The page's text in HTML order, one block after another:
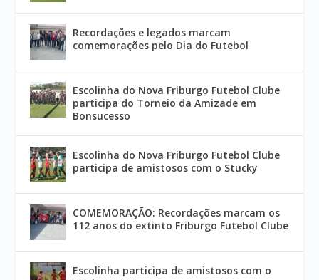
Recordações e legados marcam
comemorações pelo Dia do Futebol
Escolinha do Nova Friburgo Futebol Clube
participa do Torneio da Amizade em
Bonsucesso
Escolinha do Nova Friburgo Futebol Clube
participa de amistosos com o Stucky
COMEMORAÇÃO: Recordações marcam os
112 anos do extinto Friburgo Futebol Clube
Escolinha participa de amistosos com o